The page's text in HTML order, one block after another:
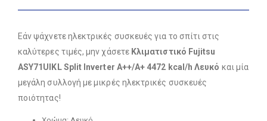
Εάν ψάχνετε ηλεκτρικές συσκευές για το σπίτι στις
καλύτερες τιμές, μην χάσετε Κλιματιστικό Fujitsu
ASY71UIKL Split Inverter A++/A+ 4472 kcal/h Λευκό και μία
μεγάλη συλλογή με μικρές ηλεκτρικές συσκευές
ποιότητας!